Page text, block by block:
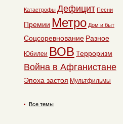
Катастрофы Дефицит Песни
Премии Метро Дом и быт
Соцсоревнование Разное
Юбилеи ВОВ Терроризм
Война в Афганистане
Эпоха застоя Мультфильмы
Все темы